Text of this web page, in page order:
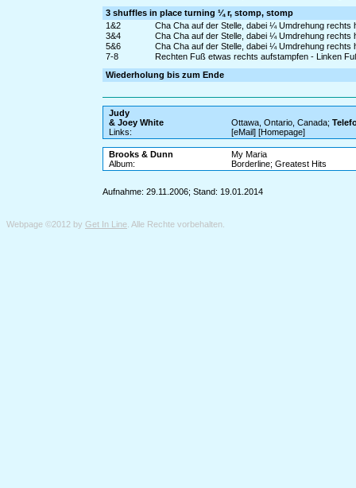
3 shuffles in place turning ¼ r, stomp, stomp
1&2
Cha Cha auf der Stelle, dabei ¼ Umdrehung rechts
3&4
Cha Cha auf der Stelle, dabei ¼ Umdrehung
5&6
Cha Cha auf der Stelle, dabei ¼ Umdrehung rechts
7-8
Rechten Fuß etwas rechts aufstampfen - Linken
Wiederholung bis zum Ende
Judy
& Joey White
Ottawa, Ontario, Canada;
Links:
[eMail] [Homepage]
Brooks & Dunn
My Maria
Album:
Borderline; Greatest Hits
Aufnahme: 29.11.2006; Stand: 19.01.2014
Webpage ©2012 by Get In Line . Alle Rechte vorbehalten.